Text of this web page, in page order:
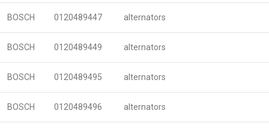
BOSCH 0120489447 alternators
BOSCH 0120489449 alternators
BOSCH 0120489495 alternators
BOSCH 0120489496 alternators